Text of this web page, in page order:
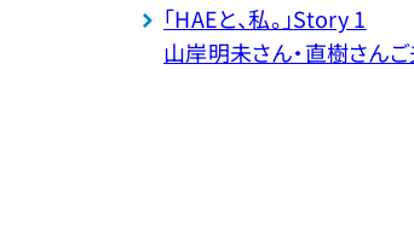
「HAEと、私。」Story 1
山岸明未さん・直樹さん